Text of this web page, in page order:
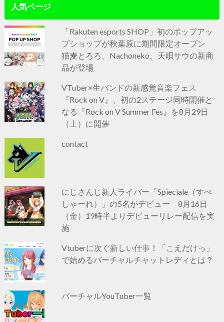
人気ページ
「Rakuten esports SHOP」初のポップアッ
プショップが秋葉原に期間限定オープン
猫麦とろろ、Nachoneko、天唄サウの新商
品が登場
VTuber×生バンドの新感覚音楽フェス
『Rock on V』、初の2ステージ同時開催と
なる『Rock on V Summer Fes』を8月29日
（土）に開催
contact
にじさんじ新人ライバー「Spieciale（すぺ
しゃーれ）」の5名がデビュー 8月16日
（金）19時半よりデビューリレー配信を実
施
Vtuberに次ぐ新しい仕事！「こえだけっ」
で始めるバーチャルチャットレディとは？
バーチャルYouTuber一覧